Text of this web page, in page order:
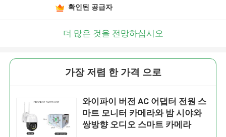
확인된 공급자
더 많은 것을 전망하십시오
가장 저렴 한 가격 으로
와이파이 버전 AC 어댑터 전원 스
마트 모니터 카메라와 밤 시야와
쌍방향 오디오 스마트 카메라